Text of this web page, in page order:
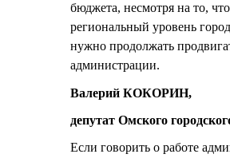
бюджета, несмотря на то,
региональный уровень
нужно продолжать
администрации.
Валерий КОКОРИН,
депутат Омского
Если говорить о работе